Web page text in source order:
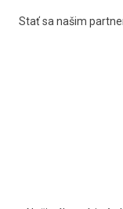
Stať sa našim